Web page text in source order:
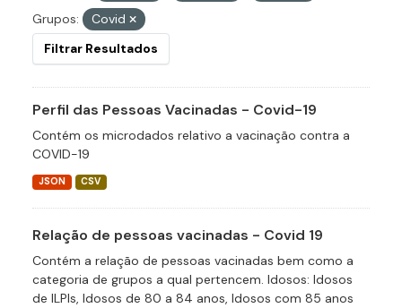
Grupos:
Covid
Filtrar Resultados
Perfil das Pessoas Vacinadas - Covid-19
Contém os microdados relativo a vacinação contra a
COVID-19
JSON CSV
Relação de pessoas vacinadas - Covid 19
Contém a relação de pessoas vacinadas bem como a
categoria de grupos a qual pertencem. Idosos: Idosos
de ILPIs, Idosos de 80 a 84 anos, Idosos com 85 anos